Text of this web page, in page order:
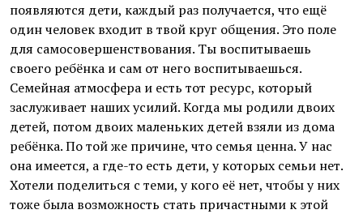
появляются дети, каждый раз получается, что ещё
один человек входит в твой круг общения. Это поле
для самосовершенствования. Ты воспитываешь
своего ребёнка и сам от него воспитываешься.
Семейная атмосфера и есть тот ресурс, который
заслуживает наших усилий. Когда мы родили двоих
детей, потом двоих маленьких детей взяли из дома
ребёнка. По той же причине, что семья ценна. У нас
она имеется, а где-то есть дети, у которых семьи нет.
Хотели поделиться с теми, у кого её нет, чтобы у них
тоже была возможность стать причастными к этой